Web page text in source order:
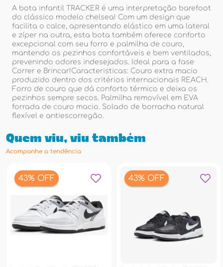
A bota infantil TRACKER é uma interpretação barefoot
do clássico modelo chelsea! Com um design que
facilita o calce, apresentando elástico em uma lateral
e zíper na outra, esta bota também oferece conforto
excepcional com seu forro e palmilha de couro,
mantendo os pezinhos confortáveis e bem ventilados,
prevenindo odores indesejados. Ideal para a fase
Correr e Brincar!Caracteristicas: Couro extra macio
produzido dentro dos critérios internacionais REACH.
Forro de couro que dá conforto térmico e deixa os
pezinhos sempre secos. Palmilha removível em EVA
forrada de couro macio. Solado de borracha natural
flexível e antiescorregão.
Quem viu, viu também
Acompanhe a tendência
43% OFF 43% OFF